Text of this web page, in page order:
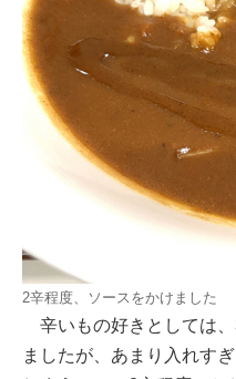
2辛程度、ソースをかけました
辛いもの好きとしては
ましたが、あまり入れす